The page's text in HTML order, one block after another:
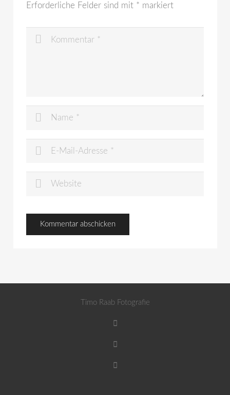
Erforderliche Felder sind mit * markiert
Timo Raab Fotografie